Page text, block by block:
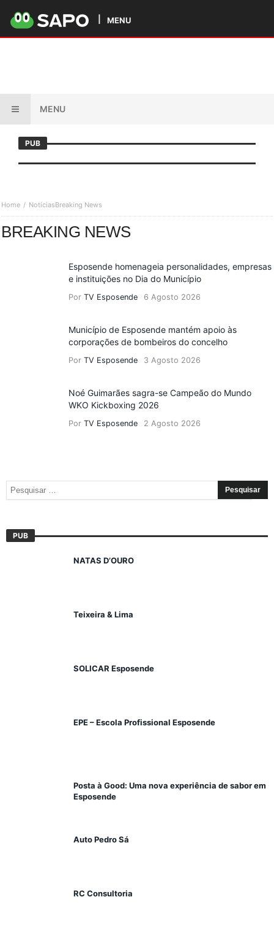
MENU
MENU
PUB
Home NotíciasBreaking News
BREAKING NEWS
Esposende homenageia personalidades, empresas
e instituições no Dia do Município
PorTV Esposende 6 Agosto 2026
Município de Esposende mantém apoio às
corporações de bombeiros do concelho
PorTV Esposende 3 Agosto 2026
Noé Guimarães sagra-se Campeão do Mundo
WKO Kickboxing 2026
PorTV Esposende 2 Agosto 2026
PUB
NATAS D’OURO
Teixeira & Lima
SOLICAR Esposende
EPE – Escola Profissional Esposende
Posta à Good: Uma nova experiência de sabor em
Esposende
Auto Pedro Sá
RC Consultoria